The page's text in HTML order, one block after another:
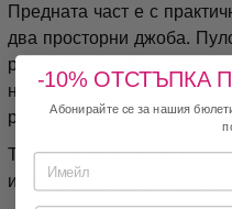
Предната част е с
два просторни джоба.
раменете или подплата,
носене. Изглежда добре
разкопчан.
Това е универсален
идеално с
-10% ОТСТЪПКА
Абонирайте се за нашия